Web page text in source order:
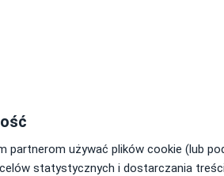
partnerom używać plików cookie (lub
statystycznych i dostarczania